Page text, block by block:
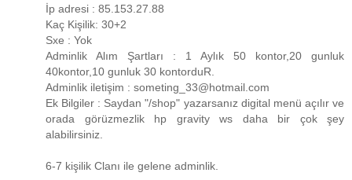
İp adresi : 85.153.27.88
Kaç Kişilik: 30+2
Sxe : Yok
Adminlik Alım Şartları : 1 Aylık 50 kontor,20 gunluk
40kontor,10 gunluk 30 kontorduR.
Adminlik iletişim : someting_33@hotmail.com
Ek Bilgiler : Saydan "/shop" yazarsanız digital menü açılır ve
orada görüzmezlik hp gravity ws daha bir çok şey
alabilirsiniz.
6-7 kişilik Clanı ile gelene adminlik.